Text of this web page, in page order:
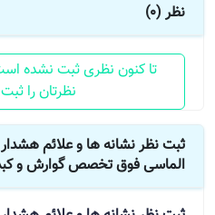
نظر (0)
تا کنون نظری ثبت نشده
نظرتان را
ثبت نظر نشانه ها و علائم
الماسی فوق تخصص گوارش و